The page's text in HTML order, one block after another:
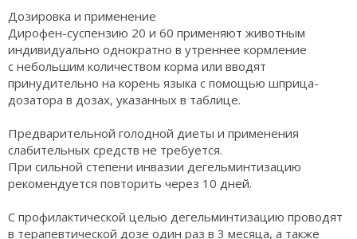
Дозировка и применение
Дирофен-суспензию 20 и 60 применяют животным
индивидуально однократно в утреннее кормление
с небольшим количеством корма или вводят
принудительно на корень языка с помощью шприца-
дозатора в дозах, указанных в таблице.
Предварительной голодной диеты и применения
слабительных средств не требуется.
При сильной степени инвазии дегельминтизацию
рекомендуется повторить через 10 дней.
С профилактической целью дегельминтизацию проводят
в терапевтической дозе один раз в 3 месяца, а также